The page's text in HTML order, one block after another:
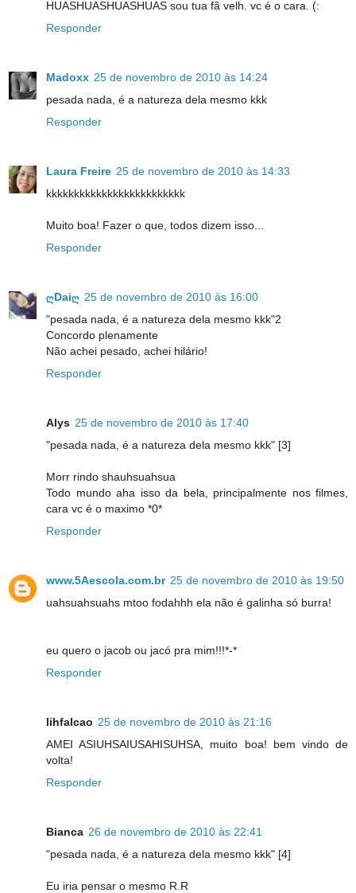
HUASHUASHUASHUAS sou tua fã velh. vc é o cara. (:
Responder
Madoxx 25 de novembro de 2010 às 14:24
pesada nada, é a natureza dela mesmo kkk
Responder
Laura Freire 25 de novembro de 2010 às 14:33
kkkkkkkkkkkkkkkkkkkkkkkkk
Muito boa! Fazer o que, todos dizem isso...
Responder
ღDaiღ 25 de novembro de 2010 às 16:00
"pesada nada, é a natureza dela mesmo kkk"2
Concordo plenamente
Não achei pesado, achei hilário!
Responder
Alys 25 de novembro de 2010 às 17:40
"pesada nada, é a natureza dela mesmo kkk" [3]
Morr rindo shauhsuahsua
Todo mundo aha isso da bela, principalmente nos filmes,
cara vc é o maximo *0*
Responder
www.5Aescola.com.br 25 de novembro de 2010 às 19:50
uahsuahsuahs mtoo fodahhh ela não é galinha só burra!
eu quero o jacob ou jacó pra mim!!!*-*
Responder
lihfalcao 25 de novembro de 2010 às 21:16
AMEI ASIUHSAIUSAHISUHSA, muito boa! bem vindo de
volta!
Responder
Bianca 26 de novembro de 2010 às 22:41
"pesada nada, é a natureza dela mesmo kkk" [4]
Eu iria pensar o mesmo R.R